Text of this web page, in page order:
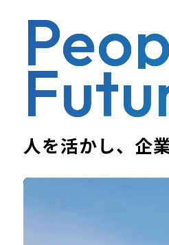
content
人を活かし、企